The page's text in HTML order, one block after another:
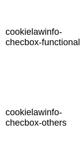
cookielawinfo-
checbox-functional
cookielawinfo-
checbox-others